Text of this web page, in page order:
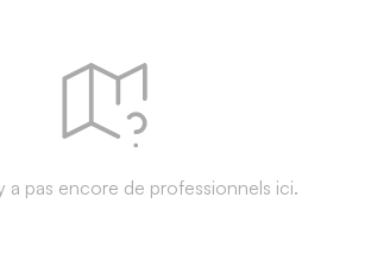
a pas encore de professionnels ici.